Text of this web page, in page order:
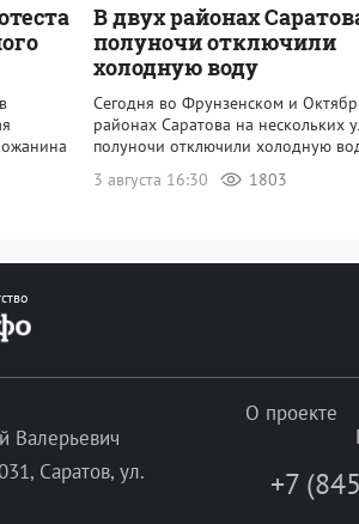
В двух районах
полуночи отключили
холодную воду
Сегодня во Фрунзенском и
районах Саратова на нескольких
полуночи отключили холодную
3 августа 16:30
1803
Валерьевич
Саратов, ул.
О проекте
+7